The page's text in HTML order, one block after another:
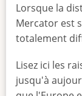
Lorsque la
Mercator est
totalement
Lisez ici les
jusqu'à